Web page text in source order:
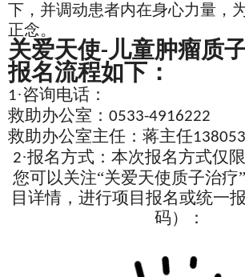
下，并调动患者内在身心力量，
正念。
关爱天使- 儿童肿瘤质
报名流程如下：
1·咨询电话：
救助办公室： 0533-4916222
救助办公室主任：蒋主任
2·报名方式：本次报名方式仅
您可以关注“关爱天使质子治疗
目详情，进行项目报名或统一
码）：